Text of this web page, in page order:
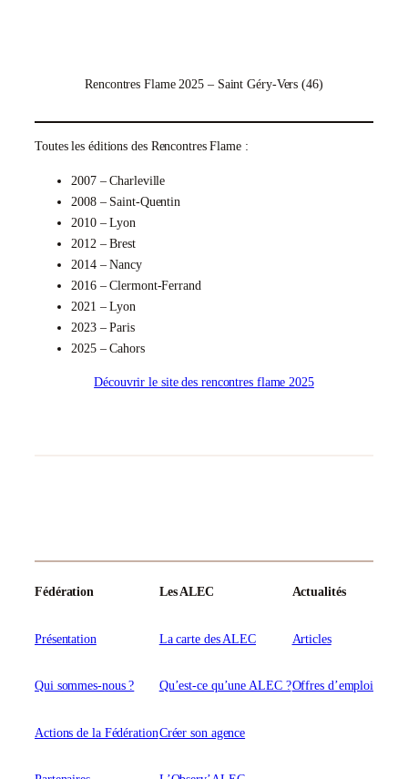
Rencontres Flame 2025 – Saint Géry-Vers (46)
Toutes les éditions des Rencontres Flame :
2007 – Charleville
2008 – Saint-Quentin
2010 – Lyon
2012 – Brest
2014 – Nancy
2016 – Clermont-Ferrand
2021 – Lyon
2023 – Paris
2025 – Cahors
Découvrir le site des rencontres flame 2025
Fédération
Présentation
Qui sommes-nous ?
Actions de la Fédération
Les ALEC
La carte des ALEC
Qu’est-ce qu’une ALEC ?
Créer son agence
Actualités
Articles
Offres d’emploi